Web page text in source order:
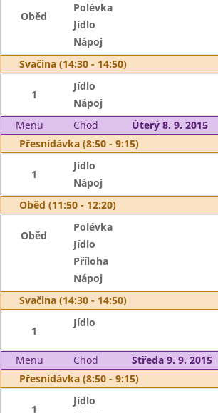
Oběd
Polévka
Jídlo
Nápoj
Svačina (14:30 - 14:50)
1
Jídlo
Nápoj
Menu
Chod
Úterý 8. 9. 2015
Přesnídávka (8:50 - 9:15)
1
Jídlo
Nápoj
Oběd (11:50 - 12:20)
Oběd
Polévka
Jídlo
Příloha
Nápoj
Svačina (14:30 - 14:50)
1
Jídlo
Menu Chod
Středa 9. 9. 2015
Přesnídávka (8:50 - 9:15)
1
Jídlo